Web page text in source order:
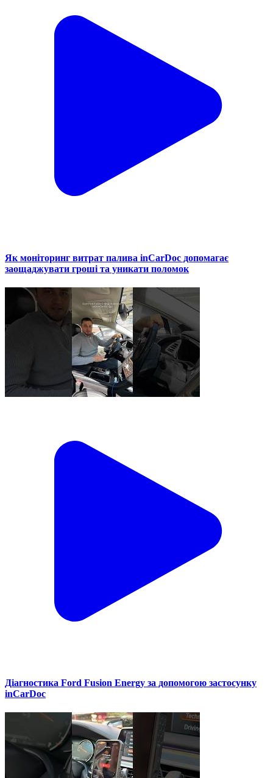
Як моніторинг витрат палива inCarDoc допомагає
заощаджувати гроші та уникати поломок
Діагностика Ford Fusion Energy за допомогою застосунку
inCarDoc